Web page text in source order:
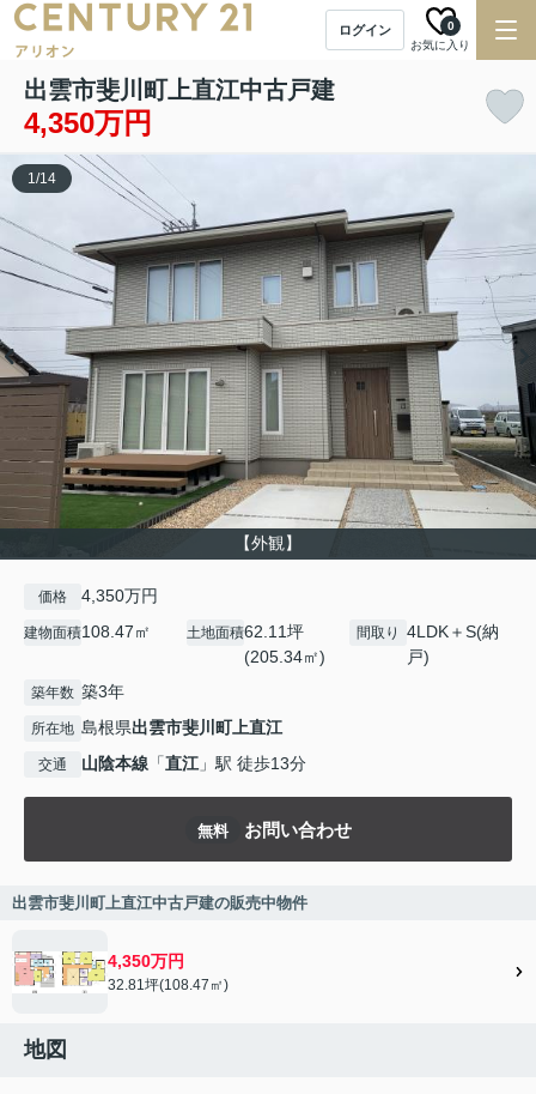
ログイン
お気に入り
0
出雲市斐川町上直江中古戸建
4,350万円
【外観】
1/14
価格 4,350万円
建物面積108.47㎡ 土地面積62.11坪
(205.34㎡)
間取り
4LDK＋S(納
戸)
築年数 築3年
所在地 島根県出雲市斐川町上直江
交通 山陰本線 「直江」駅 徒歩13分
無料 お問い合わせ
出雲市斐川町上直江中古戸建の販売中物件
4,350万円
32.81坪(108.47㎡)
地図